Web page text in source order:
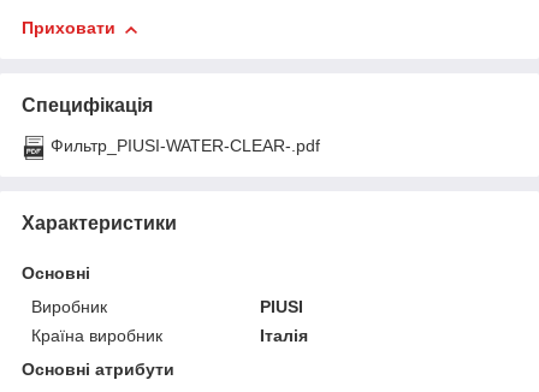
Приховати
Специфікація
Фильтр_PIUSI-WATER-CLEAR-.pdf
Характеристики
Основні
Виробник
PIUSI
Країна виробник
Італія
Основні атрибути